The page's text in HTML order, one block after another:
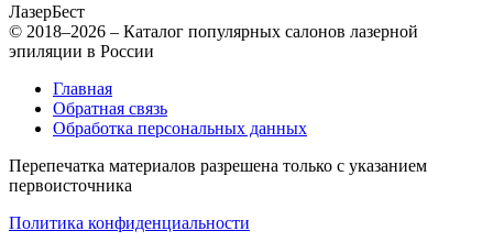
ЛазерБест
© 2018–2026 – Каталог популярных салонов лазерной
эпиляции в России
Главная
Обратная связь
Обработка персональных данных
Перепечатка материалов разрешена только с указанием
первоисточника
Политика конфиденциальности